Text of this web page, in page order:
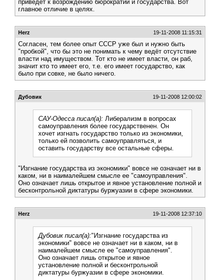
приведет к возрождению бюрократии и государства. Вот
главное отличие в целях.
Herz 19-11-2008 11:15:31
Согласен, тем более опыт СССР уже был и нужно быть
"пробкой", что бы это не понимать к чему ведёт отсутствие
власти над имуществом. Тот кто не имеет власти, он раб,
значит кто то имеет его, т.е. его имеет государство, как
было при совке, не было ничего.
Дубовик 19-11-2008 12:00:02
САУ-Одесса писал(а): Либерализм в вопросах
самоуправления более государственен. Он
хочет изгнать государство только из экономики,
только ей позволить самоуправляться, и
оставить государству все остальные сферы.
"Изгнание государства из экономики" вовсе не означает ни в
каком, ни в наималейшем смысле ее "самоуправления".
Оно означает лишь открытое и явное установление полной и
бесконтрольной диктатуры буржуазии в сфере экономики.
Herz 19-11-2008 12:37:10
Дубовик писал(а):"Изгнание государства из
экономики" вовсе не означает ни в каком, ни в
наималейшем смысле ее "самоуправления".
Оно означает лишь открытое и явное
установление полной и бесконтрольной
диктатуры буржуазии в сфере экономики.